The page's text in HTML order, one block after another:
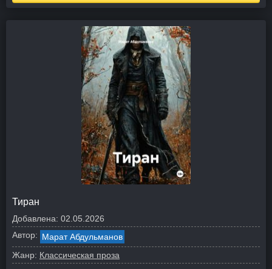
Тиран
Добавлена: 02.05.2026
Автор: Марат Абдульманов
Жанр: Классическая проза